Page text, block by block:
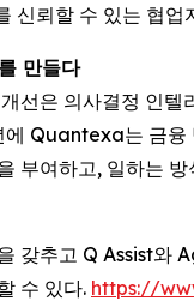
신뢰할 수 있는 협업
만들다
선은 의사결정 인
에 Quantexa는 금융
부여하고, 일하는
갖추고 Q Assist
수 있다. https://